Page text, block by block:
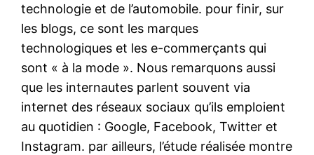
technologie et de l’automobile. pour finir, sur
les blogs, ce sont les marques
technologiques et les e-commerçants qui
sont « à la mode ». Nous remarquons aussi
que les internautes parlent souvent via
internet des réseaux sociaux qu’ils emploient
au quotidien : Google, Facebook, Twitter et
Instagram. par ailleurs, l’étude réalisée montre